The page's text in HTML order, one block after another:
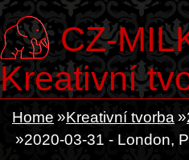
CZ-
Kreativní
Home Kreativní tvorba
2020-03-31 - London,